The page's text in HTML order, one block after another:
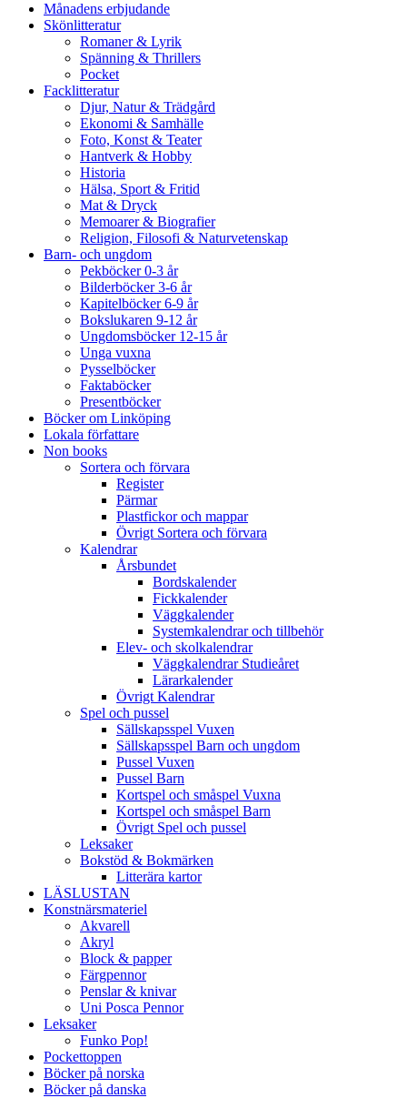
Månadens erbjudande
Skönlitteratur
Romaner & Lyrik
Spänning & Thrillers
Pocket
Facklitteratur
Djur, Natur & Trädgård
Ekonomi & Samhälle
Foto, Konst & Teater
Hantverk & Hobby
Historia
Hälsa, Sport & Fritid
Mat & Dryck
Memoarer & Biografier
Religion, Filosofi & Naturvetenskap
Barn- och ungdom
Pekböcker 0-3 år
Bilderböcker 3-6 år
Kapitelböcker 6-9 år
Bokslukaren 9-12 år
Ungdomsböcker 12-15 år
Unga vuxna
Pysselböcker
Faktaböcker
Presentböcker
Böcker om Linköping
Lokala författare
Non books
Sortera och förvara
Register
Pärmar
Plastfickor och mappar
Övrigt Sortera och förvara
Kalendrar
Årsbundet
Bordskalender
Fickkalender
Väggkalender
Systemkalendrar och tillbehör
Elev- och skolkalendrar
Väggkalendrar Studieåret
Lärarkalender
Övrigt Kalendrar
Spel och pussel
Sällskapsspel Vuxen
Sällskapsspel Barn och ungdom
Pussel Vuxen
Pussel Barn
Kortspel och småspel Vuxna
Kortspel och småspel Barn
Övrigt Spel och pussel
Leksaker
Bokstöd & Bokmärken
Litterära kartor
LÄSLUSTAN
Konstnärsmateriel
Akvarell
Akryl
Block & papper
Färgpennor
Penslar & knivar
Uni Posca Pennor
Leksaker
Funko Pop!
Pockettoppen
Böcker på norska
Böcker på danska